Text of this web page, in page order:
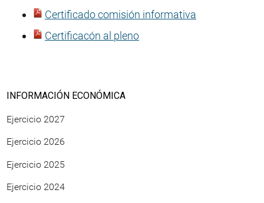
Certificado comisión informativa
Certificacón al pleno
INFORMACIÓN ECONÓMICA
Ejercicio 2027
Ejercicio 2026
Ejercicio 2025
Ejercicio 2024